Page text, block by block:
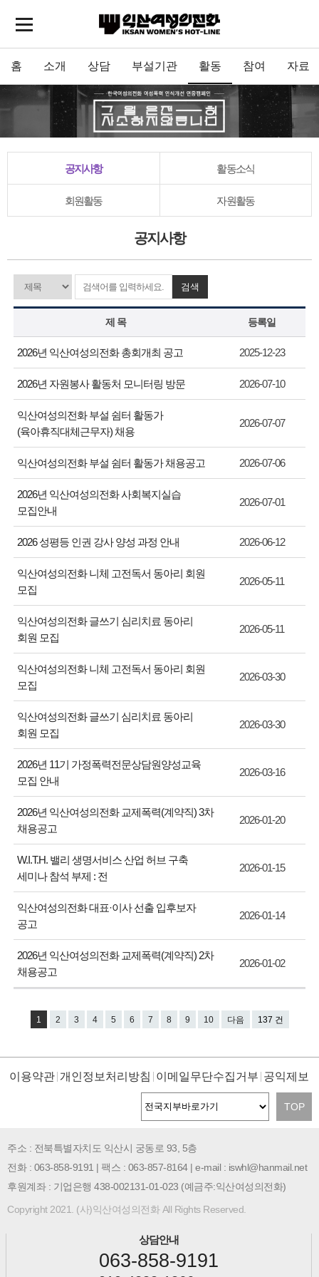
홈 소개 상담 부설기관 활동 참여 자료
공지사항 활동소식
회원활동 자원활동
공지사항
검색
제 목 등록일
2026년 익산여성의전화 총회개최 공고 2025-12-23
2026년 자원봉사 활동처 모니터링 방문 2026-07-10
익산여성의전화 부설 쉼터 활동가
(육아휴직대체근무자) 채용
2026-07-07
익산여성의전화 부설 쉼터 활동가 채용공고 2026-07-06
2026년 익산여성의전화 사회복지실습
모집안내
2026-07-01
2026 성평등 인권 강사 양성 과정 안내 2026-06-12
익산여성의전화 니체 고전독서 동아리 회원
모집
2026-05-11
익산여성의전화 글쓰기 심리치료 동아리
회원 모집
2026-05-11
익산여성의전화 니체 고전독서 동아리 회원
모집
2026-03-30
익산여성의전화 글쓰기 심리치료 동아리
회원 모집
2026-03-30
2026년 11기 가정폭력전문상담원양성교육
모집 안내
2026-03-16
2026년 익산여성의전화 교제폭력(계약직) 3차
채용공고
2026-01-20
W.I.T.H. 밸리 생명서비스 산업 허브 구축
세미나 참석 부제 : 전
2026-01-15
익산여성의전화 대표·이사 선출 입후보자
공고
2026-01-14
2026년 익산여성의전화 교제폭력(계약직) 2차
채용공고
2026-01-02
1 2 3 4 5 6 7 8 9 10 다음 137 건
이용약관 개인정보처리방침 이메일무단수집거부 공익제보
TOP
주소 : 전북특별자치도 익산시 궁동로 93, 5층
전화 : 063-858-9191 | 팩스 : 063-857-8164 | e-mail : iswhl@hanmail.net
후원계좌 : 기업은행 438-002131-01-023 (예금주:익산여성의전화)
Copyright 2021. (사)익산여성의전화 All Rights Reserved.
상담안내
063-858-9191